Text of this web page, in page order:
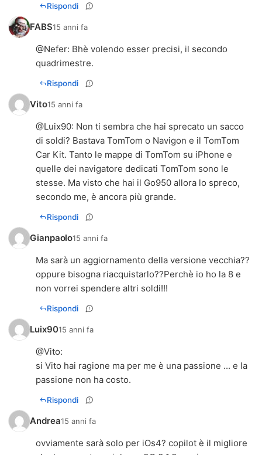
Rispondi
FABS15 anni fa
@Nefer: Bhè volendo esser precisi, il secondo
quadrimestre.
Rispondi
Vito15 anni fa
@Luix90: Non ti sembra che hai sprecato un sacco
di soldi? Bastava TomTom o Navigon e il TomTom
Car Kit. Tanto le mappe di TomTom su iPhone e
quelle dei navigatore dedicati TomTom sono le
stesse. Ma visto che hai il Go950 allora lo spreco,
secondo me, è ancora più grande.
Rispondi
Gianpaolo15 anni fa
Ma sarà un aggiornamento della versione vecchia??
oppure bisogna riacquistarlo??Perchè io ho la 8 e
non vorrei spendere altri soldi!!!
Rispondi
Luix9015 anni fa
@Vito:
si Vito hai ragione ma per me è una passione ... e la
passione non ha costo.
Rispondi
Andrea15 anni fa
ovviamente sarà solo per iOs4? copilot è il migliore